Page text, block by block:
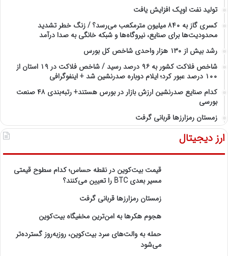
تولید نفت اوپک افزایش یافت
کسری گاز به ۸۴۰ میلیون مترمکعب می‌رسد؟ / زنگ خطر تشدید
محدودیت‌ها برای صنایع، نیروگاه‌ها و شبکه خانگی به صدا درآمد
رشد بیش از ۱۳۰ هزار واحدی شاخص کل بورس
شاخص فلاکت کشور به ۹۶ درصد رسید / شاخص فلاکت در ۱۹ استان از
۱۰۰ درصد عبور کرد؛ ایلام دوباره صدرنشین شد + اینفوگرافی
کدام صنایع صدرنشین‌ ارزش بازار در بورس هستند+ رتبه‌بندی ۴۸ صنعت
بورسی
زمستان رمزارزها قربانی گرفت
ارز دیجیتال
قیمت بیت‌کوین در نقطه حساس؛ کدام سطوح قیمتی
مسیر بعدی BTC را تعیین می‌کنند؟
زمستان رمزارزها قربانی گرفت
هجوم هکرها به امن‌ترین مخفیگاه بیت‌کوین
حمله به والت‌های سرد بیت‌کوین، روزبه‌روز گسترده‌تر
می‌شود